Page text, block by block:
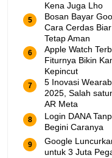
Kena Juga Lho
Bosan Bayar
Cara Cerdas
Tetap Aman
Apple Watch
Fiturnya Bikin
Kepincut
5 Inovasi
2025, Salah
AR Meta
Login DANA
Begini Caranya
Google
untuk 3 Juta